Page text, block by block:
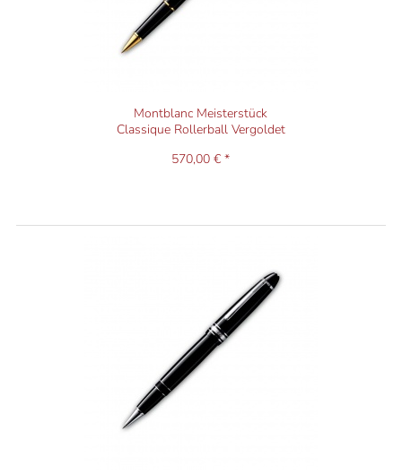
Montblanc Meisterstück
Classique Rollerball Vergoldet
570,00 € *